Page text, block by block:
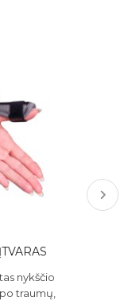
nykščio
traumų,